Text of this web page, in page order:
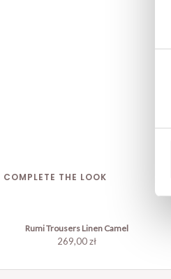
COMPLETE THE LOOK
Rumi Trousers Linen Camel
269,00 zł